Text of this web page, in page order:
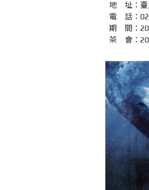
地 址：臺
電 話：
期 間：
茶 會：